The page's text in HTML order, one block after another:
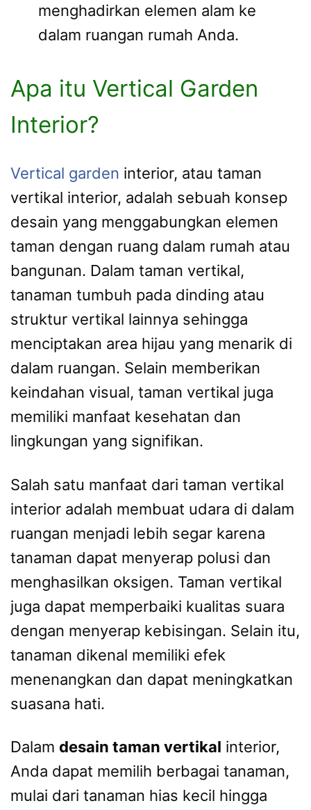
menghadirkan elemen alam ke
dalam ruangan rumah Anda.
Apa itu Vertical Garden
Interior?
Vertical garden interior, atau taman
vertikal interior, adalah sebuah konsep
desain yang menggabungkan elemen
taman dengan ruang dalam rumah atau
bangunan. Dalam taman vertikal,
tanaman tumbuh pada dinding atau
struktur vertikal lainnya sehingga
menciptakan area hijau yang menarik di
dalam ruangan. Selain memberikan
keindahan visual, taman vertikal juga
memiliki manfaat kesehatan dan
lingkungan yang signifikan.
Salah satu manfaat dari taman vertikal
interior adalah membuat udara di dalam
ruangan menjadi lebih segar karena
tanaman dapat menyerap polusi dan
menghasilkan oksigen. Taman vertikal
juga dapat memperbaiki kualitas suara
dengan menyerap kebisingan. Selain itu,
tanaman dikenal memiliki efek
menenangkan dan dapat meningkatkan
suasana hati.
Dalam desain taman vertikal interior,
Anda dapat memilih berbagai tanaman,
mulai dari tanaman hias kecil hingga